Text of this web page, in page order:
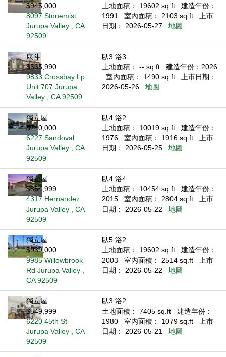
$945,000
8097 Stonemist
Jurupa Valley , CA
92509
土地面積： 19602 sq.ft
建造年份：
1991
室內面積： 2103 sq.ft
上市
日期： 2026-05-27
地圖
康斗
$565,990
9833 Crossbay Lp
Unit 707 Jurupa
Valley , CA 92509
臥3 浴3
土地面積： -- sq.ft
建造年份：2026
室內面積： 1490 sq.ft
上市日期：
2026-05-26
地圖
獨立屋
$740,000
6227 Sandoval
Jurupa Valley , CA
92509
臥4 浴2
土地面積： 10019 sq.ft
建造年份：
1976
室內面積： 1916 sq.ft
上市
日期： 2026-05-25
地圖
獨立屋
$864,999
4317 Hernandez
Jurupa Valley , CA
92509
臥4 浴4
土地面積： 10454 sq.ft
建造年份：
2015
室內面積： 2804 sq.ft
上市
日期： 2026-05-22
地圖
獨立屋
$939,000
9985 Willowbrook
Rd Jurupa Valley ,
CA 92509
臥5 浴2
土地面積： 19602 sq.ft
建造年份：
2003
室內面積： 2514 sq.ft
上市
日期： 2026-05-22
地圖
獨立屋
$549,999
6220 45th St
Jurupa Valley , CA
92509
臥3 浴2
土地面積： 7405 sq.ft
建造年份：
1980
室內面積： 1079 sq.ft
上市
日期： 2026-05-21
地圖